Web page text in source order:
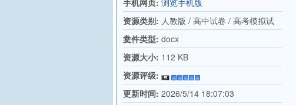
手机网页: 浏览手机版
资源类别: 人教版 / 高中试卷 / 高考模拟试
卷
文件类型: docx
资源大小: 112 KB
资源评级:
更新时间: 2026/5/14 18:07:03